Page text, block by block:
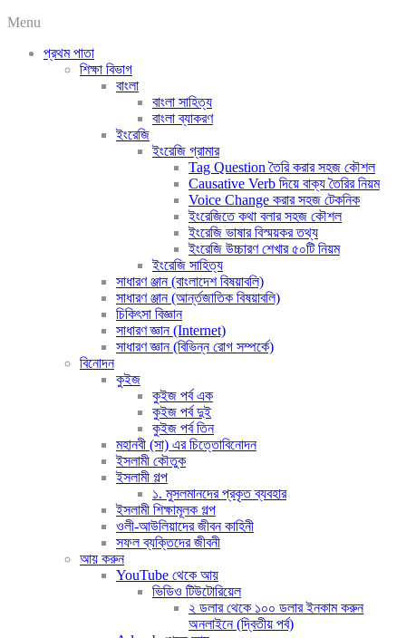
Menu
প্রথম পাতা
শিক্ষা বিভাগ
বাংলা
বাংলা সাহিত্য
বাংলা ব্যাকরণ
ইংরেজি
ইংরেজি গ্রামার
Tag Question তৈরি করার সহজ কৌশল
Causative Verb দিয়ে বাক্য তৈরির নিয়ম
Voice Change করার সহজ টেকনিক
ইংরেজিতে কথা বলার সহজ কৌশল
ইংরেজি ভাষার বিস্ময়কর তথ্য
ইংরেজি উচ্চারণ শেখার ৫০টি নিয়ম
ইংরেজি সাহিত্য
সাধারণ ঞ্জান (বাংলাদেশ বিষয়াবলি)
সাধারণ ঞ্জান (আর্ন্তজাতিক বিষয়াবলি)
চিকিৎসা বিজ্ঞান
সাধারণ জ্ঞান (Internet)
সাধারণ জ্ঞান (বিভিন্ন রোগ সম্পর্কে)
বিনোদন
কুইজ
কুইজ পর্ব এক
কুইজ পর্ব দুই
কুইজ পর্ব তিন
মহানবী (সা) এর চিত্তোবিনোদন
ইসলামী কৌতুক
ইসলামী গল্প
১. মুসলমানদের প্রকৃত ব্যবহার
ইসলামী শিক্ষামূলক গল্প
ওলী-আউলিয়াদের জীবন কাহিনী
সফল ব্যক্তিদের জীবনী
আয় করুন
YouTube থেকে আয়
ভিডিও টিউটোরিয়েল
২ ডলার থেকে ১০০ ডলার ইনকাম করুন
অনলাইনে (দ্বিতীয় পর্ব)